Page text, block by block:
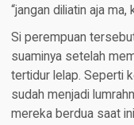
“jangan diliatin aja
Si perempuan
suaminya setelah
tertidur lelap. Seperti
sudah menjadi
mereka berdua saat